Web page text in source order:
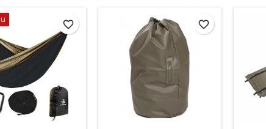
favorite_border favorite_border